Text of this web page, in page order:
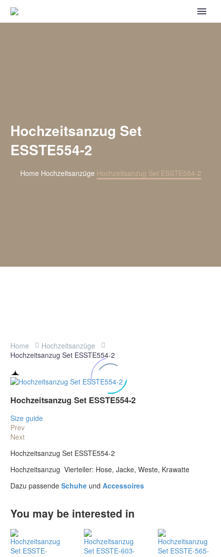
Hochzeitsanzug Set
ESSTE554-2
Home Hochzeitsanzüge Hochzeitsanzug Set ESSTE554-2
Home
Hochzeitsanzüge
Hochzeitsanzug Set ESSTE554-2
Hochzeitsanzug Set ESSTE554-2
Size guide
Prev
Next
Hochzeitsanzug Set ESSTE554-2
Hochzeitsanzug Vierteiler: Hose, Jacke, Weste, Krawatte
Dazu passende Schuhe und Accessoires
You may be interested in